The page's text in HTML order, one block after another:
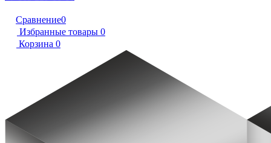
Сравнение0
Избранные товары 0
Корзина 0